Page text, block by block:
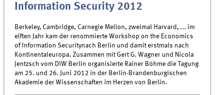
Information Security 2012
Berkeley, Cambridge, Carnegie Mellon, zweimal Harvard, ... im
elften Jahr kam der renommierte Workshop on the Economics
of Information Securitynach Berlin und damit erstmals nach
Kontinentaleuropa. Zusammen mit Gert G. Wagner und Nicola
Jentzsch vom DIW Berlin organisierte Rainer Böhme die Tagung
am 25. und 26. Juni 2012 in der Berlin-Brandenburgischen
Akademie der Wissenschaften im Herzen von Berlin.